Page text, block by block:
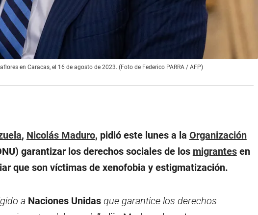
en Caracas, el 16 de agosto de 2023. (Foto de Federico PARRA / AFP)
, Nicolás Maduro, pidió este lunes a la Organización
garantizar los derechos sociales de los migrantesen
que son víctimas de xenofobia y estigmatización.
a Naciones Unidasque garantice los derechos